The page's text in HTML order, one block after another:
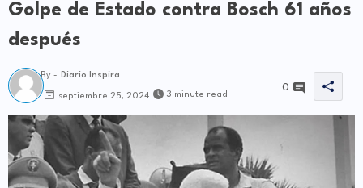
Golpe de Estado contra Bosch 61 años
después
By - Diario Inspira
septiembre 25, 2024 3 minute read
0